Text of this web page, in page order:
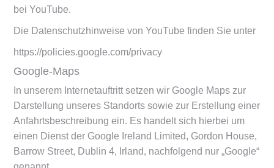
bei YouTube.
Die Datenschutzhinweise von YouTube finden Sie unter
https://policies.google.com/privacy
Google-Maps
In unserem Internetauftritt setzen wir Google Maps zur
Darstellung unseres Standorts sowie zur Erstellung einer
Anfahrtsbeschreibung ein. Es handelt sich hierbei um
einen Dienst der Google Ireland Limited, Gordon House,
Barrow Street, Dublin 4, Irland, nachfolgend nur „Google“